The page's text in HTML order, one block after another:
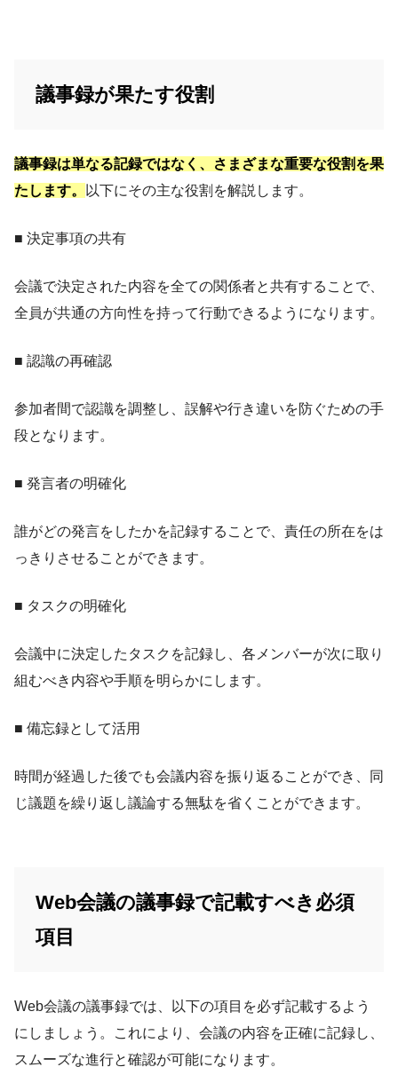
議事録が果たす役割
議事録は単なる記録ではなく、さまざまな重要な役割を果
たします。
以下にその主な役割を解説します。
■ 決定事項の共有
会議で決定された内容を全ての関係者と共有することで、
全員が共通の方向性を持って行動できるようになります。
■ 認識の再確認
参加者間で認識を調整し、誤解や行き違いを防ぐための手
段となります。
■ 発言者の明確化
誰がどの発言をしたかを記録することで、責任の所在をは
っきりさせることができます。
■ タスクの明確化
会議中に決定したタスクを記録し、各メンバーが次に取り
組むべき内容や手順を明らかにします。
■ 備忘録として活用
時間が経過した後でも会議内容を振り返ることができ、同
じ議題を繰り返し議論する無駄を省くことができます。
Web会議の議事録で記載すべき必須
項目
Web会議の議事録では、以下の項目を必ず記載するよう
にしましょう。これにより、会議の内容を正確に記録し、
スムーズな進行と確認が可能になります。